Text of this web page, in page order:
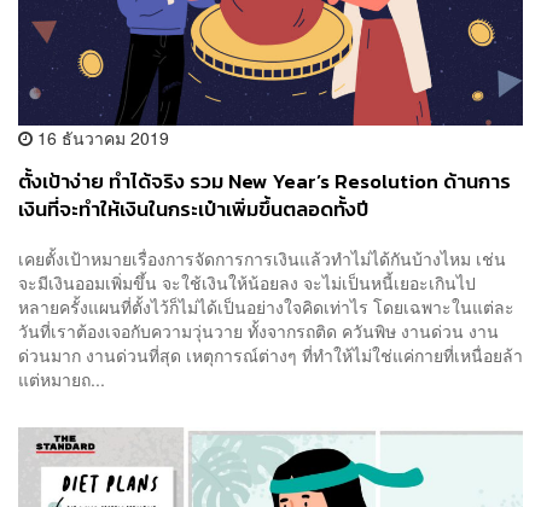
16 ธันวาคม 2019
ตั้งเป้าง่าย ทำได้จริง รวม New Year’s Resolution ด้านการ
เงินที่จะทำให้เงินในกระเป๋าเพิ่มขึ้นตลอดทั้งปี
เคยตั้งเป้าหมายเรื่องการจัดการการเงินแล้วทำไม่ได้กันบ้างไหม เช่น
จะมีเงินออมเพิ่มขึ้น จะใช้เงินให้น้อยลง จะไม่เป็นหนี้เยอะเกินไป
หลายครั้งแผนที่ตั้งไว้ก็ไม่ได้เป็นอย่างใจคิดเท่าไร โดยเฉพาะในแต่ละ
วันที่เราต้องเจอกับความวุ่นวาย ทั้งจากรถติด ควันพิษ งานด่วน งาน
ด่วนมาก งานด่วนที่สุด เหตุการณ์ต่างๆ ที่ทำให้ไม่ใช่แค่กายที่เหนื่อยล้า
แต่หมายถ...